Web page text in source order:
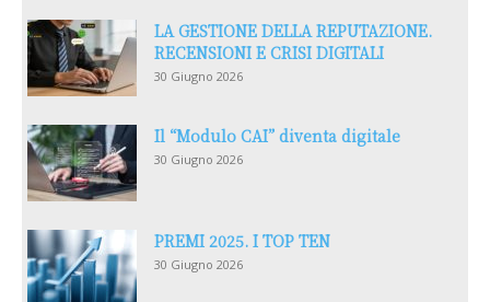
LA GESTIONE DELLA REPUTAZIONE.
RECENSIONI E CRISI DIGITALI
30 Giugno 2026
Il “Modulo CAI” diventa digitale
30 Giugno 2026
PREMI 2025. I TOP TEN
30 Giugno 2026